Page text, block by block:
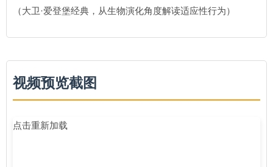
（大卫·爱登堡经典，从生物演化角度解读适应性行为）
视频预览截图
点击重新加载